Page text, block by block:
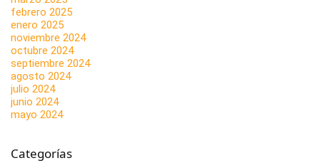
febrero 2025
enero 2025
noviembre 2024
octubre 2024
septiembre 2024
agosto 2024
julio 2024
junio 2024
mayo 2024
Categorías